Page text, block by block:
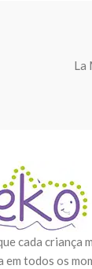
La
cada criança
todos os